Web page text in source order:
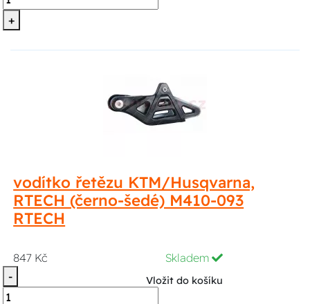
+
vodítko řetězu KTM/Husqvarna,
RTECH (černo-šedé) M410-093
RTECH
847 Kč
Skladem
-
Vložit do košíku